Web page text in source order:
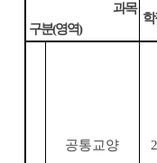
과목
구분(영역)
학
공통교양 2